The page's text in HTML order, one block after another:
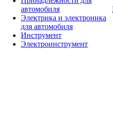
автомобиля
Электрика и электроника
для автомобиля
Инструмент
Электроинструмент